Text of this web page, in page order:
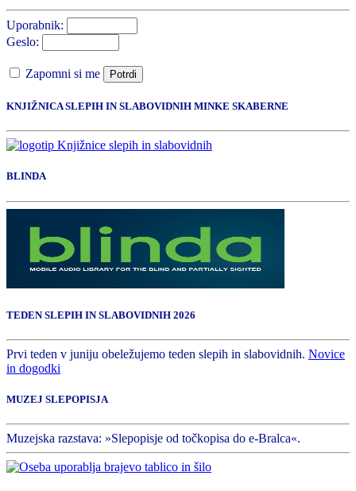
Uporabnik:
Geslo:
Zapomni si me Potrdi
KNJIŽNICA SLEPIH IN SLABOVIDNIH MINKE SKABERNE
BLINDA
TEDEN SLEPIH IN SLABOVIDNIH 2026
Prvi teden v juniju obeležujemo teden slepih in slabovidnih. Novice
in dogodki
MUZEJ SLEPOPISJA
Muzejska razstava: »Slepopisje od točkopisa do e-Bralca«.